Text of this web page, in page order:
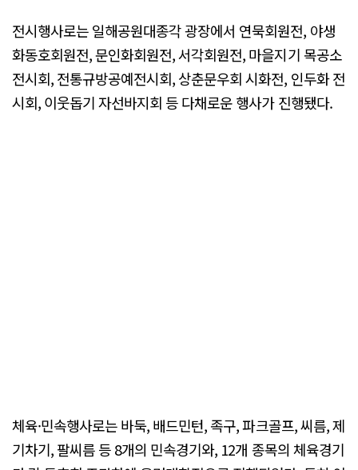
전시행사로는 일해공원대종각 광장에서 연묵회원전, 야생
화동호회원전, 문인화회원전, 서각회원전, 마을지기 목공소
전시회, 전통규방공예전시회, 상춘문우회 시화전, 인두화 전
시회, 이웃돕기 자선바지회 등 다채로운 행사가 진행됐다.
체육·민속행사로는 바둑, 배드민턴, 족구, 파크골프, 씨름, 제
기차기, 팔씨름 등 8개의 민속경기와, 12개 종목의 체육경기